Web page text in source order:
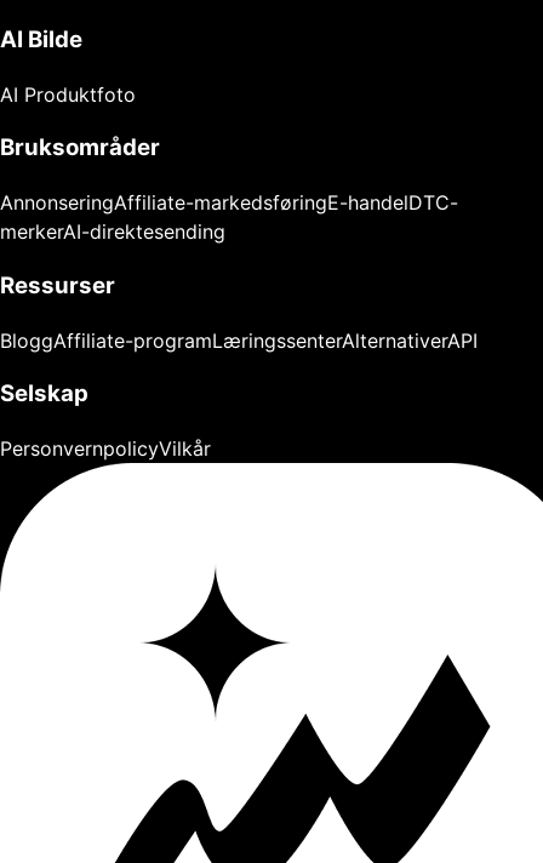
AI Bilde
AI Produktfoto
Bruksområder
AnnonseringAffiliate-markedsføringE-handelDTC-
merkerAI-direktesending
Ressurser
BloggAffiliate-programLæringssenterAlternativerAPI
Selskap
PersonvernpolicyVilkår